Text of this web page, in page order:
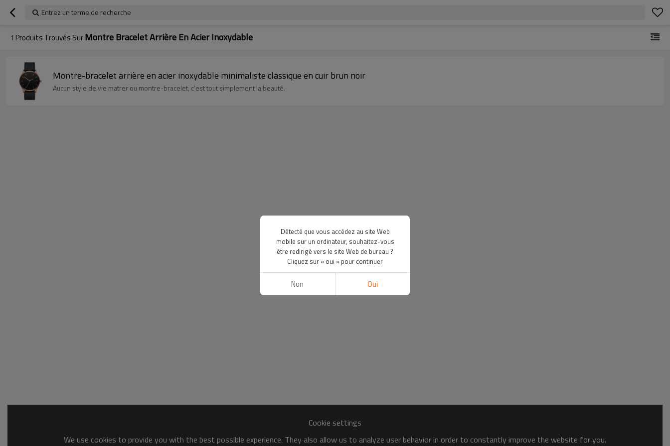
Entrez un terme de recherche
1 Produits Trouvés SurMontre Bracelet Arrière En Acier Inoxydable
Montre-bracelet arrière en acier inoxydable minimaliste classique en cuir brun noir
Aucun style de vie matrer ou montre-bracelet, c'est tout simplement la beauté.
Cookie settings
We use cookies to provide you with the best possible experience. They also allow us to analyze user behavior in order to constantly improve the website for you.
Détecté que vous accédez au site Web
mobile sur un ordinateur, souhaitez-vous
être redirigé vers le site Web de bureau ?
Cliquez sur « oui » pour continuer
Non Oui